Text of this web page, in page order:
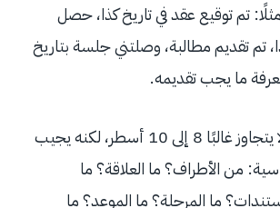
تم توقيع عقد في تاريخ كذا، حصل
تم تقديم مطالبة، وصلتني جلسة بتاريخ
ما يجب تقديمه.
الملخص الجيد لا يتجاوز غالبًا 8 إلى 10 أسطر، لكنه يجيب
من الأطراف؟ ما العلاقة؟ ما
ما المرحلة؟ ما الموعد؟ ما